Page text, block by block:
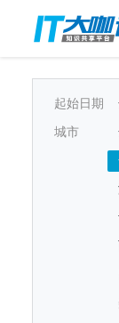
起始日期
城市